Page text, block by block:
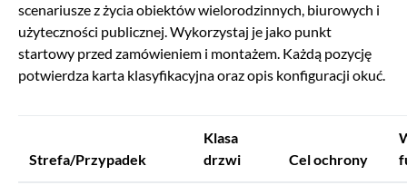
scenariusze z życia obiektów wielorodzinnych, biurowych i
użyteczności publicznej. Wykorzystaj je jako punkt
startowy przed zamówieniem i montażem. Każdą pozycję
potwierdza karta klasyfikacyjna oraz opis konfiguracji okuć.
Strefa/Przypadek
Klasa
drzwi
Cel ochrony